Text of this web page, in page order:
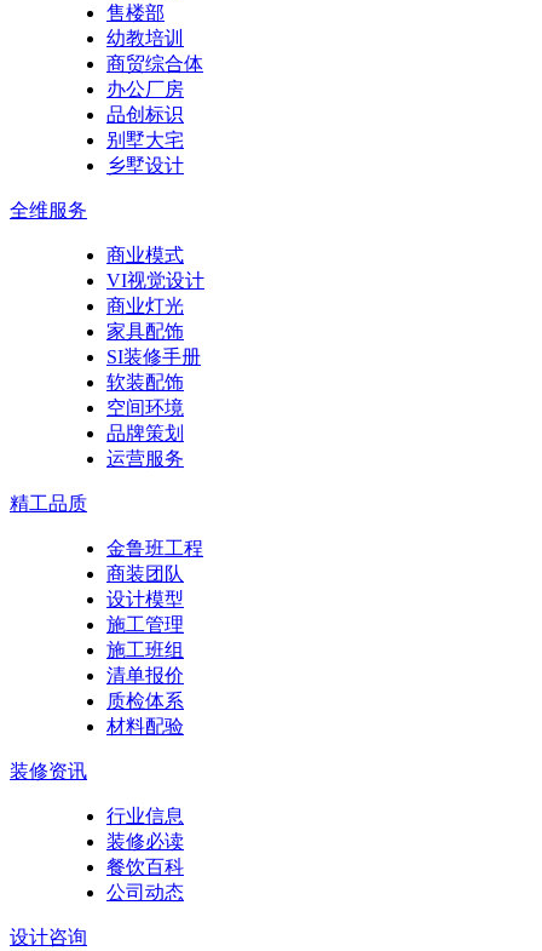
售楼部
幼教培训
商贸综合体
办公厂房
品创标识
别墅大宅
乡墅设计
全维服务
商业模式
VI视觉设计
商业灯光
家具配饰
SI装修手册
软装配饰
空间环境
品牌策划
运营服务
精工品质
金鲁班工程
商装团队
设计模型
施工管理
施工班组
清单报价
质检体系
材料配验
装修资讯
行业信息
装修必读
餐饮百科
公司动态
设计咨询